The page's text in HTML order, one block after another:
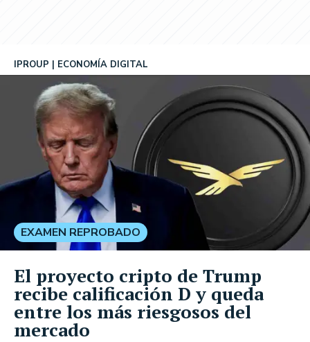
IPROUP ECONOMÍA DIGITAL
EXAMEN REPROBADO
El proyecto cripto de Trump
recibe calificación D y queda
entre los más riesgosos del
mercado